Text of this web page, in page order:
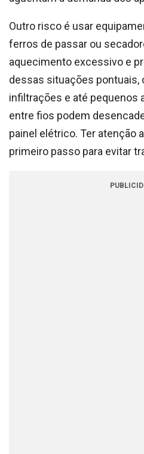
Outro risco é usar
ferros de passar ou
aquecimento excessivo e
dessas situações pontuais,
infiltrações e até pequenos
entre fios podem
painel elétrico. Ter atenção
primeiro passo para evitar